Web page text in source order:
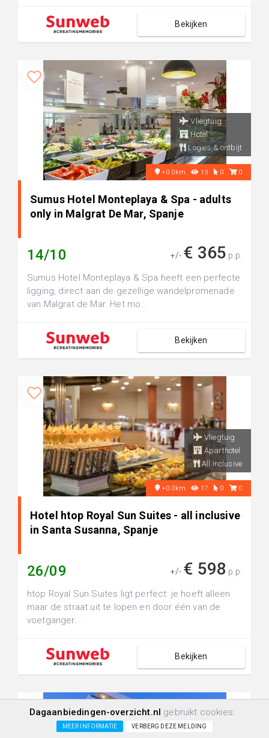
Bekijken
Vliegtuig
Hotel
Logies & ontbijt
+0.0km 13 0 0
Sumus Hotel Monteplaya & Spa - adults
only in Malgrat De Mar, Spanje
14/10 +/- € 365 p.p.
Sumus Hotel Monteplaya & Spa heeft een perfecte
ligging, direct aan de gezellige wandelpromenade
van Malgrat de Mar. Het mo...
Bekijken
Vliegtuig
Aparthotel
All inclusive
+0.0km 17 0 0
Hotel htop Royal Sun Suites - all inclusive
in Santa Susanna, Spanje
26/09 +/- € 598 p.p.
htop Royal Sun Suites ligt perfect: je hoeft alleen
maar de straat uit te lopen en door één van de
voetganger...
Bekijken
Dagaanbiedingen-overzicht.nl gebruikt cookies:
MEER INFORMATIE VERBERG DEZE MELDING